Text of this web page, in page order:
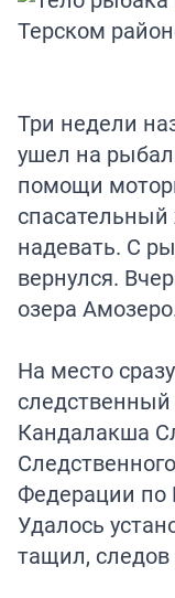
Три недели
ушел на
помощи
надевать. С
вернулся.
озера
На место
следственный
Кандалакша
Федерации по
Удалось
тащил,